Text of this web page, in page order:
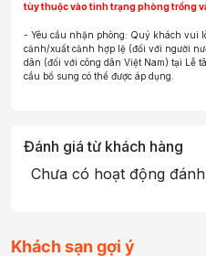
tùy thuộc vào tình trạng phòng trống
- Yêu cầu nhận phòng: Quý khách vui
cảnh/xuất cảnh hợp lệ (đối với người
dân (đối với công dân Việt Nam) tại Lễ
cầu bổ sung có thể được áp dụng.
Đánh giá từ khách hàng
Chưa có hoạt động
Khách sạn gợi ý